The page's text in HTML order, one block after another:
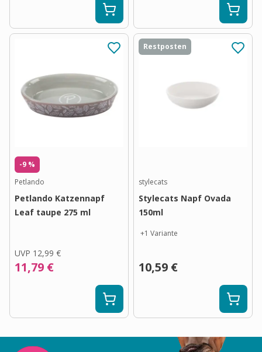
-9 %
Petlando
Petlando Katzennapf
Leaf taupe 275 ml
UVP 12,99 €
11,79 €
Restposten
stylecats
Stylecats Napf Ovada
150ml
+1 Variante
10,59 €